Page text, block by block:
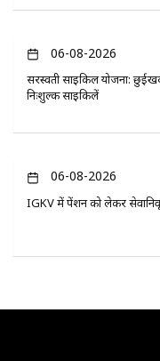
06-08-2026
सरस्वती साइकिल योजना:
निःशुल्क साइकिलें
06-08-2026
IGKV में पेंशन को लेकर